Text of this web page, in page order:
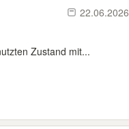
22.06.2026
Zustand mit...